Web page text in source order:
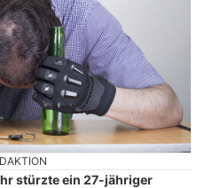
stürzte ein 27-jähriger